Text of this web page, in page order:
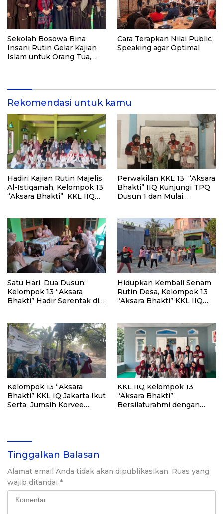
Sekolah Bosowa Bina
Insani Rutin Gelar Kajian
Islam untuk Orang Tua,
Cara Terapkan Nilai Public
Speaking agar Optimal
Rekomendasi untuk kamu
Hadiri Kajian Rutin Majelis
Al-Istiqamah, Kelompok 13
“Aksara Bhakti” KKL IIQ
Buta Aksara Al-Qur’an
Perwakilan KKL 13 “Aksara
Bhakti” IIQ Kunjungi TPQ
Dusun 1 dan Mulai
Satu Hari, Dua Dusun:
Kelompok 13 “Aksara
Bhakti” Hadir Serentak di
Hidupkan Kembali Senam
Rutin Desa, Kelompok 13
“Aksara Bhakti” KKL IIQ
Kelompok 13 “Aksara
Bhakti” KKL IQ Jakarta Ikut
Serta Jumsih Korvee
KKL IIQ Kelompok 13
“Aksara Bhakti”
Bersilaturahmi dengan
Tinggalkan Balasan
Alamat email Anda tidak akan dipublikasikan. Ruas yang
wajib ditandai *